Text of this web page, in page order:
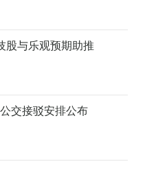
股与乐观预期助推
交接驳安排公布